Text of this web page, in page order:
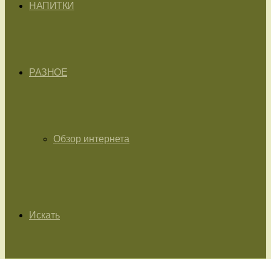
НАПИТКИ
РАЗНОЕ
Обзор интернета
Искать